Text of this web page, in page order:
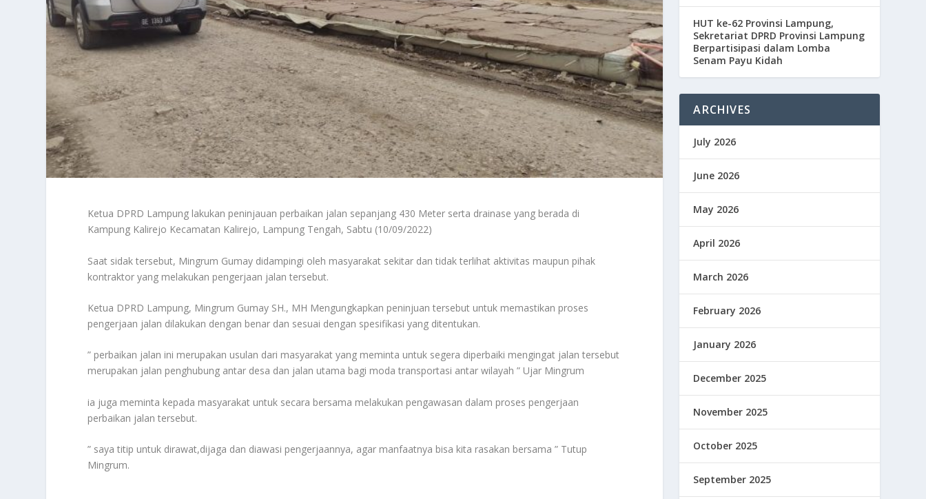
Ketua DPRD Lampung lakukan peninjauan perbaikan jalan sepanjang 430 Meter serta drainase yang berada di
Kampung Kalirejo Kecamatan Kalirejo, Lampung Tengah, Sabtu (10/09/2022)
Saat sidak tersebut, Mingrum Gumay didampingi oleh masyarakat sekitar dan tidak terlihat aktivitas maupun pihak
kontraktor yang melakukan pengerjaan jalan tersebut.
Ketua DPRD Lampung, Mingrum Gumay SH., MH Mengungkapkan peninjuan tersebut untuk memastikan proses
pengerjaan jalan dilakukan dengan benar dan sesuai dengan spesifikasi yang ditentukan.
” perbaikan jalan ini merupakan usulan dari masyarakat yang meminta untuk segera diperbaiki mengingat jalan tersebut
merupakan jalan penghubung antar desa dan jalan utama bagi moda transportasi antar wilayah ” Ujar Mingrum
ia juga meminta kepada masyarakat untuk secara bersama melakukan pengawasan dalam proses pengerjaan
perbaikan jalan tersebut.
” saya titip untuk dirawat,dijaga dan diawasi pengerjaannya, agar manfaatnya bisa kita rasakan bersama ” Tutup
Mingrum.
HUT ke-62 Provinsi Lampung,
Sekretariat DPRD Provinsi Lampung
Berpartisipasi dalam Lomba
Senam Payu Kidah
ARCHIVES
July 2026
June 2026
May 2026
April 2026
March 2026
February 2026
January 2026
December 2025
November 2025
October 2025
September 2025